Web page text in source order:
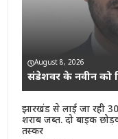
August 8, 2026
संडेशवर के नवीन को
झारखंड से लाई जा रही
शराब जब्त. दो बाइक
तस्कर